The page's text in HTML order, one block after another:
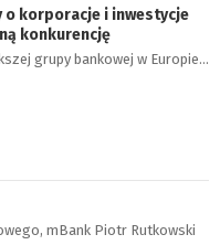
o korporacje i inwestycje
konkurencję
grupy bankowej w Europie…
mBank Piotr Rutkowski